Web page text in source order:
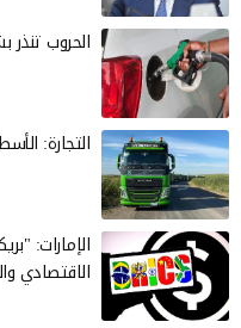
الحروب
التجارة: الأسطول
الإمارات:
الاقتصادي